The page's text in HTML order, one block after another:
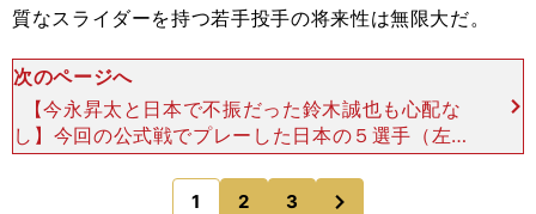
質なスライダーを持つ若手投手の将来性は無限大だ。
次のページへ
【今永昇太と日本で不振だった鈴木誠也も心配な
し】今回の公式戦でプレーした日本の５選手（左か
ら佐々木、大谷、今永、鈴木、山本） photo by
Getty Images カブスのほうでは、鈴木誠也は
1 2 3